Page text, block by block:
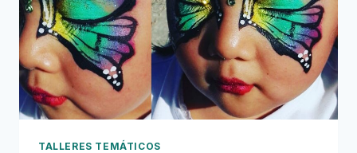
TALLERES TEMÁTICOS